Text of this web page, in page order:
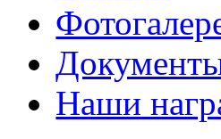
Наши